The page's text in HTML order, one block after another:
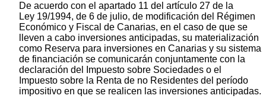
De acuerdo con el apartado 11 del artículo 27 de la
Ley 19/1994, de 6 de julio, de modificación del Régimen
Económico y Fiscal de Canarias, en el caso de que se
lleven a cabo inversiones anticipadas, su materialización
como Reserva para inversiones en Canarias y su sistema
de financiación se comunicarán conjuntamente con la
declaración del Impuesto sobre Sociedades o el
Impuesto sobre la Renta de no Residentes del período
impositivo en que se realicen las inversiones anticipadas.